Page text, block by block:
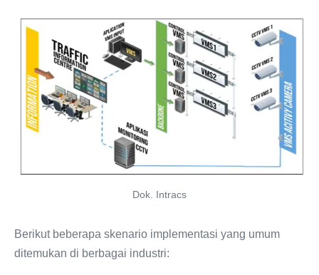
Dok. Intracs
Berikut beberapa skenario implementasi yang umum
ditemukan di berbagai industri: